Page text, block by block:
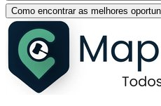
Como encontrar as melhores